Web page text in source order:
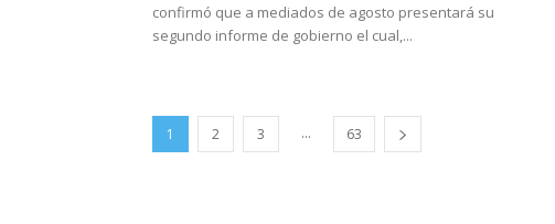
confirmó que a mediados de agosto presentará su
segundo informe de gobierno el cual,...
1 2 3 ... 63